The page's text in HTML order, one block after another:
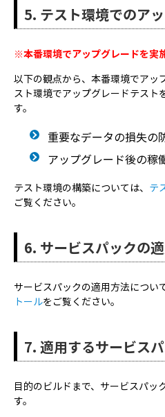
サービスパック名
サービス
ファイル名
ファイル名
5. テスト環境でのア
※本番環境でアップグレードを実
以下の観点から、本番環境でアッ
スト環境でアップグレードテスト
す。
重要なデータの損失の
アップグレード後の稼
テスト環境の構築については、 テ
ご覧ください。
6. サービスパックの
サービスパックの適用方法につい
トールをご覧ください。
7. 適用するサービス
目的のビルドまで、サービスパッ
す。